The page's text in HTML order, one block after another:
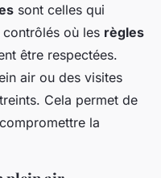
sont celles qui
où les règles
être respectées.
air ou des visites
Cela permet de
la